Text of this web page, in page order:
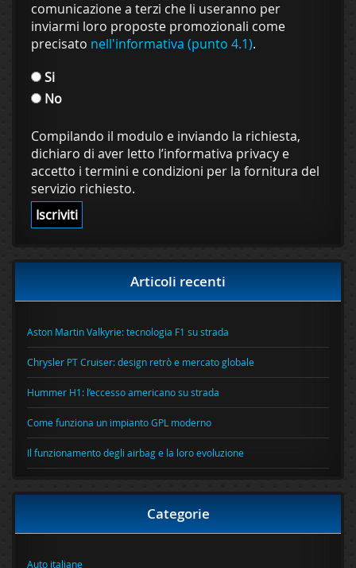
comunicazione a terzi che li useranno per
inviarmi loro proposte promozionali come
precisato nell'informativa (punto 4.1).
Si
No
Compilando il modulo e inviando la richiesta,
dichiaro di aver letto l’informativa privacy e
accetto i termini e condizioni per la fornitura del
servizio richiesto.
Articoli recenti
Aston Martin Valkyrie: tecnologia F1 su strada
Chrysler PT Cruiser: design retrò e mercato globale
Hummer H1: l’eccesso americano su strada
Come funziona un impianto GPL moderno
Il funzionamento degli airbag e la loro evoluzione
Categorie
Auto italiane